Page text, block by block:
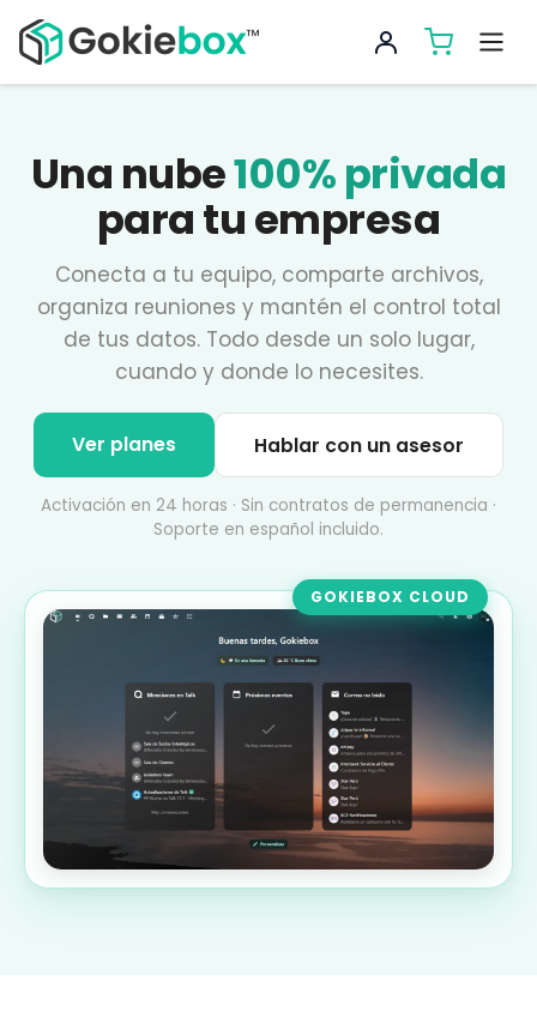
Una nube100% privada
para tu empresa
Conecta a tu equipo, comparte archivos,
organiza reuniones y mantén el control total
de tus datos. Todo desde un solo lugar,
cuando y donde lo necesites.
Ver planes Hablar con un asesor
Activación en 24 horas · Sin contratos de permanencia ·
Soporte en español incluido.
GOKIEBOX CLOUD